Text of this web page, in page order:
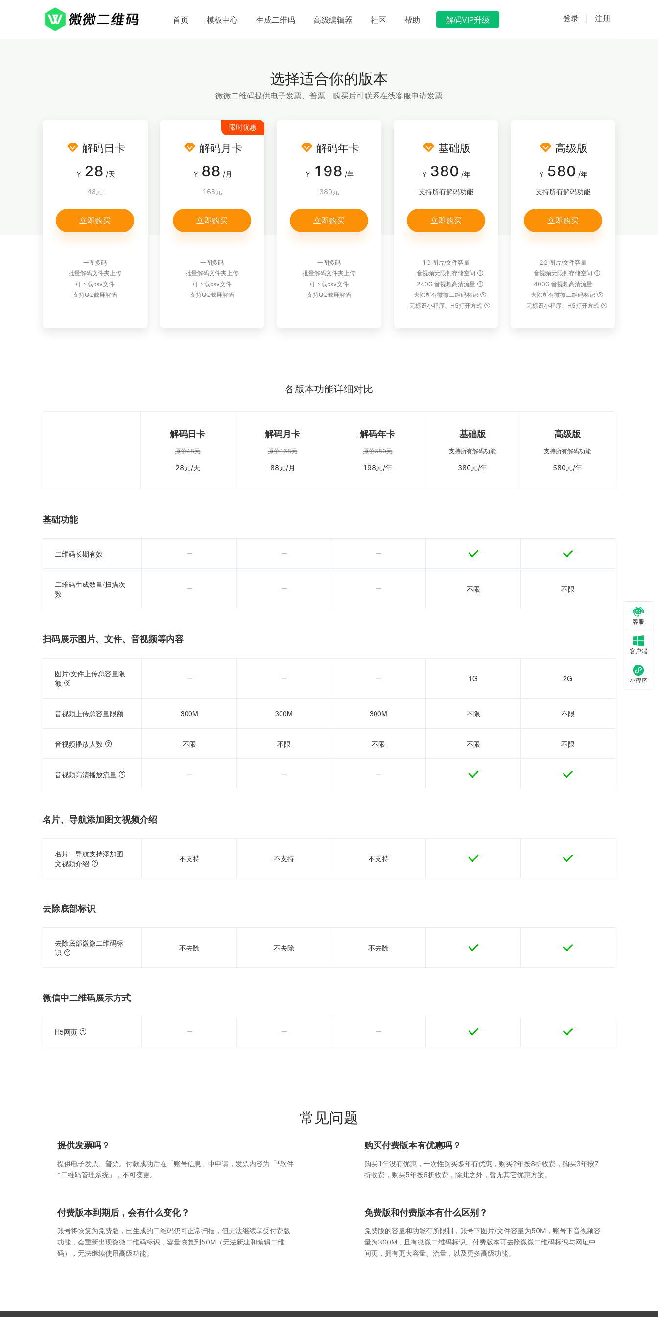
首页 模板中心 生成二维码 高级编辑器 社区 帮助 解码VIP升级 登录 注册
选择适合你的版本
微微二维码提供电子发票、普票，购买后可联系在线客服申请发票
 解码日卡
￥ 28 /天
48元
立即购买
一图多码
批量解码文件夹上传
可下载csv文件
支持QQ截屏解码
 解码月卡
￥ 88 /月
限时优惠
168元
立即购买
一图多码
批量解码文件夹上传
可下载csv文件
支持QQ截屏解码
 解码年卡
￥ 198 /年
380元
立即购买
一图多码
批量解码文件夹上传
可下载csv文件
支持QQ截屏解码
 基础版
￥ 380 /年
支持所有解码功能
立即购买
1G 图片/文件容量
音视频无限制存储空间
240G 音视频高清流量
去除所有微微二维码标识
无标识小程序、H5打开方式
 高级版
￥ 580 /年
支持所有解码功能
立即购买
2G 图片/文件容量
音视频无限制存储空间
400G 音视频高清流量
去除所有微微二维码标识
无标识小程序、H5打开方式
各版本功能详细对比
解码日卡
原价48元
28元/天
解码月卡
原价168元
88元/月
解码年卡
原价380元
198元/年
基础版
支持所有解码功能
380元/年
高级版
支持所有解码功能
580元/年
基础功能
二维码长期有效     
二维码生成数量/扫描次
数
   不限 不限
扫码展示图片、文件、音视频等内容
图片/文件上传总容量限
额
   1G 2G
音视频上传总容量限额 300M 300M 300M 不限 不限
音视频播放人数 不限 不限 不限 不限 不限
音视频高清播放流量     
名片、导航添加图文视频介绍
名片、导航支持添加图
文视频介绍
不支持 不支持 不支持  
去除底部标识
去除底部微微二维码标
识
不去除 不去除 不去除  
微信中二维码展示方式
H5网页     
常见问题
提供发票吗？
提供电子发票、普票。付款成功后在「账号信息」中申请，发票内容为「*软件
*二维码管理系统」，不可变更。
购买付费版本有优惠吗？
购买1年没有优惠，一次性购买多年有优惠，购买2年按8折收费，购买3年按7
折收费，购买5年按6折收费，除此之外，暂无其它优惠方案。
付费版本到期后，会有什么变化？
账号将恢复为免费版，已生成的二维码仍可正常扫描，但无法继续享受付费版
功能，会重新出现微微二维码标识，容量恢复到50M（无法新建和编辑二维
码），无法继续使用高级功能。
免费版和付费版本有什么区别？
免费版的容量和功能有所限制，账号下图片/文件容量为50M，账号下音视频容
量为300M，且有微微二维码标识。付费版本可去除微微二维码标识与网址中
间页，拥有更大容量、流量，以及更多高级功能。

客服

客户端

小程序